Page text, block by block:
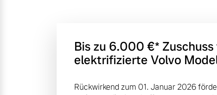
Bis zu 6.000 €⁠* Zuschuss
elektrifizierte Volvo
Rückwirkend zum 01. Januar 2026